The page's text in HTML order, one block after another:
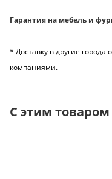
Гарантия на мебель и
* Доставку в другие
компаниями.
С этим